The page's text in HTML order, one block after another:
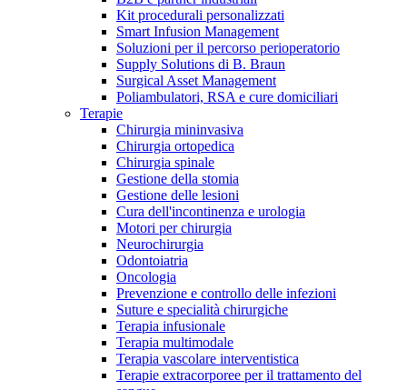
Catalogo prodotti
Trova il prodotto che stai cercando. Visita il catalogo B.
Braun con il nostro portfolio completo.
Hai domande o richieste? Scrivici per entrare subito in
contatto con un nostro referente.
Kit procedurali personalizzati
Smart Infusion Management
Soluzioni per il percorso perioperatorio
Supply Solutions di B. Braun
Surgical Asset Management
Poliambulatori, RSA e cure domiciliari
Terapie
Chirurgia mininvasiva
Chirurgia ortopedica
Chirurgia spinale
Gestione della stomia
Gestione delle lesioni
Cura dell'incontinenza e urologia
Motori per chirurgia
Neurochirurgia
Odontoiatria
Oncologia
Prevenzione e controllo delle infezioni
Suture e specialità chirurgiche
Terapia infusionale
Terapia multimodale
Terapia vascolare interventistica
Terapie extracorporee per il trattamento del